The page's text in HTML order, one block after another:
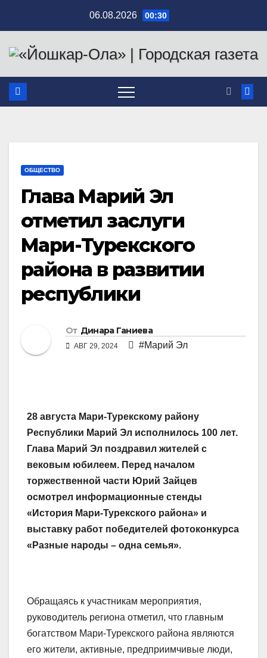
содержимому
06.08.2026 00:30
ОБЩЕСТВО
Глава Марий Эл
отметил заслуги
Мари-Турекского
района в развитии
республики
От Динара Ганиева
АВГ 29, 2024 #Марий Эл
28 августа Мари-Турекскому району
Республики Марий Эл исполнилось 100 лет.
Глава Марий Эл поздравил жителей с
вековым юбилеем. Перед началом
торжественной части Юрий Зайцев
осмотрел информационные стенды
«История Мари-Турекского района» и
выставку работ победителей фотоконкурса
«Разные народы – одна семья».
Обращаясь к участникам мероприятия,
руководитель региона отметил, что главным
богатством Мари-Турекского района являются
его жители, активные, предприимчивые люди,